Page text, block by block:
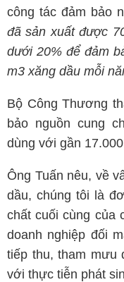
công tác đảm bảo
đã sản xuất được
dưới 20% để đảm
m3 xăng dầu mỗi
Bộ Công Thương
bảo nguồn cung
dùng với gần
Ông Tuấn nêu, về
dầu, chúng tôi là
chất cuối cùng của
doanh nghiệp đối
tiếp thu, tham mưu
với thực tiễn phát